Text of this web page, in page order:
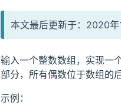
本文最后更新于：2020年
输入一个整数数组，实现一
部分，所有偶数位于数组的
示例：